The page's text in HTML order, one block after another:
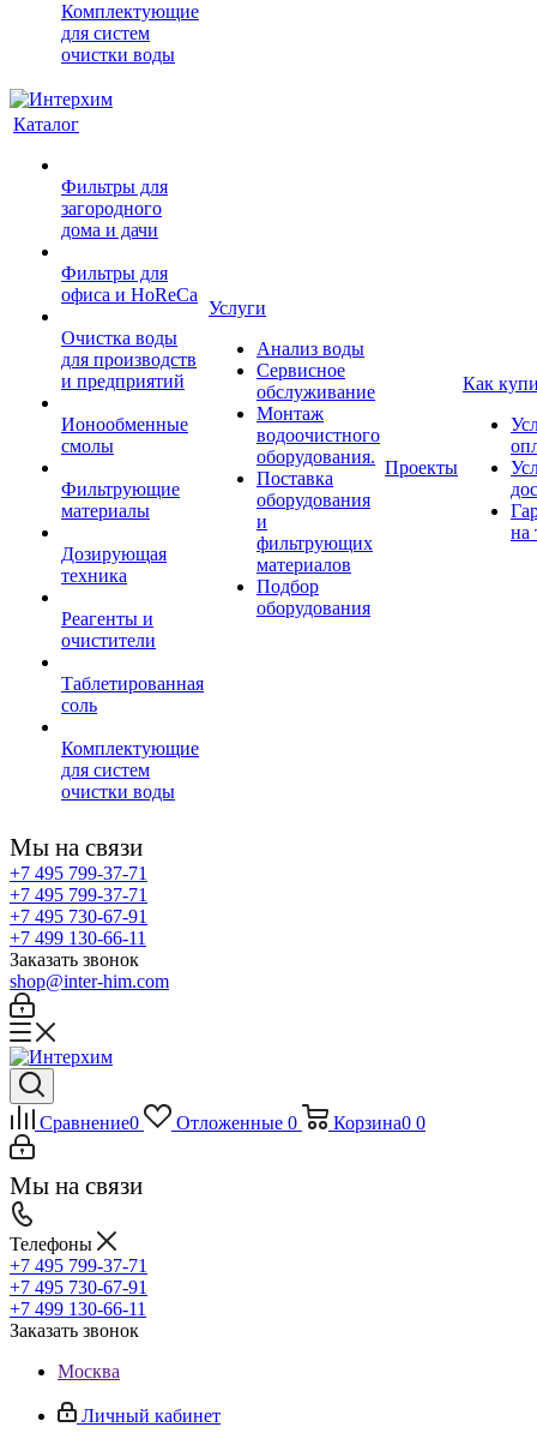
Комплектующие
для систем
очистки воды
Каталог
Фильтры для
загородного
дома и дачи
Фильтры для
офиса и HoReCa
Очистка воды
для производств
и предприятий
Ионообменные
смолы
Фильтрующие
материалы
Дозирующая
техника
Реагенты и
очистители
Таблетированная
соль
Комплектующие
для систем
очистки воды
Услуги
Анализ воды
Сервисное
обслуживание
Монтаж
водоочистного
оборудования.
Поставка
оборудования
и
фильтрующих
материалов
Подбор
оборудования
Проекты
Как
на
Мы на связи
+7 495 799-37-71
+7 495 799-37-71
+7 495 730-67-91
+7 499 130-66-11
Заказать звонок
shop@inter-him.com
Сравнение0 Отложенные 0 Корзина0 0
Мы на связи
Телефоны
+7 495 799-37-71
+7 495 730-67-91
+7 499 130-66-11
Заказать звонок
Москва
Личный кабинет